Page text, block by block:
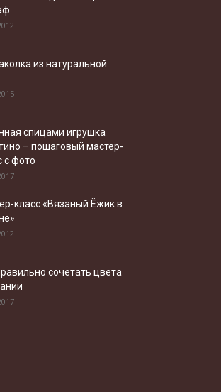
из натуральной
спицами игрушка
– пошаговый мастер-
с фото
класс «Вязаный Ёжик в
сочетать цвета